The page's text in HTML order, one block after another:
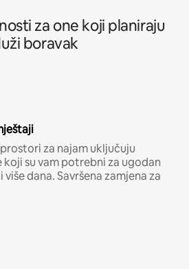
za one koji planiraju
boravak
za najam uključuju
koji su vam potrebni za ugodan
dana. Savršena zamjena za